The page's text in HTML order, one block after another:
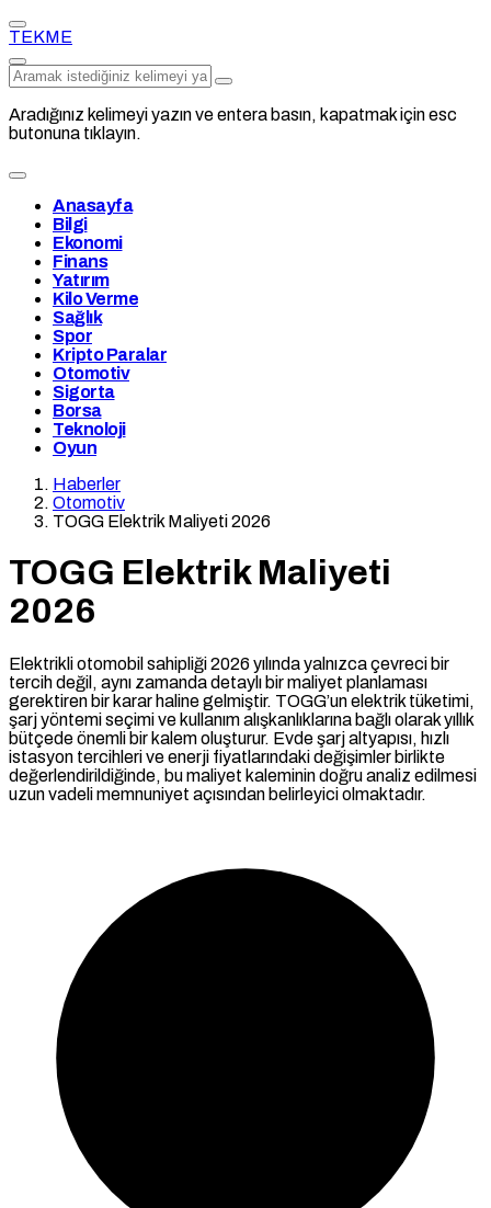
TEKME
Aradığınız kelimeyi yazın ve entera basın, kapatmak için esc
butonuna tıklayın.
Anasayfa
Bilgi
Ekonomi
Finans
Yatırım
Kilo Verme
Sağlık
Spor
Kripto Paralar
Otomotiv
Sigorta
Borsa
Teknoloji
Oyun
Haberler
Otomotiv
TOGG Elektrik Maliyeti 2026
TOGG Elektrik Maliyeti
2026
Elektrikli otomobil sahipliği 2026 yılında yalnızca çevreci bir
tercih değil, aynı zamanda detaylı bir maliyet planlaması
gerektiren bir karar haline gelmiştir. TOGG’un elektrik tüketimi,
şarj yöntemi seçimi ve kullanım alışkanlıklarına bağlı olarak yıllık
bütçede önemli bir kalem oluşturur. Evde şarj altyapısı, hızlı
istasyon tercihleri ve enerji fiyatlarındaki değişimler birlikte
değerlendirildiğinde, bu maliyet kaleminin doğru analiz edilmesi
uzun vadeli memnuniyet açısından belirleyici olmaktadır.